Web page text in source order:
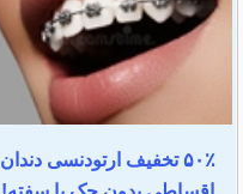
۵۰٪ تخفیف ارتودنسی دندان